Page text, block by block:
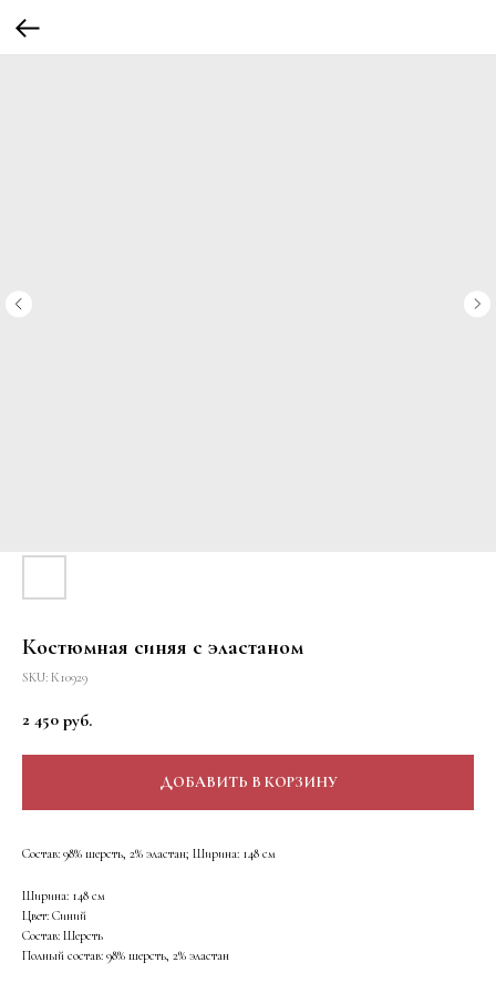
Костюмная синяя с эластаном
SKU: К10929
2 450 руб.
ДОБАВИТЬ В КОРЗИНУ
Состав: 98% шерсть, 2% эластан; Ширина: 148 см
Ширина: 148 см
Цвет: Синий
Состав: Шерсть
Полный состав: 98% шерсть, 2% эластан